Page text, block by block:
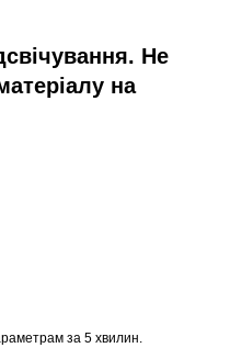
Не
на
за 5 хвилин.